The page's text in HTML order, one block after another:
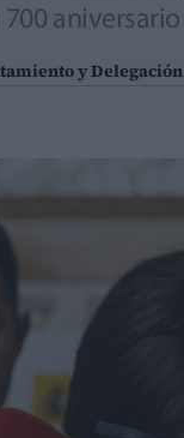
aniversario
y Delegación